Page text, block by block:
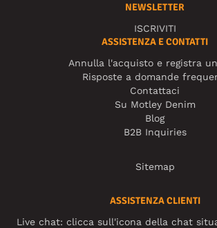
NEWSLETTER
ISCRIVITI
ASSISTENZA E CONTATTI
Annulla l'acquisto e registra
Risposte a domande
Contattaci
Su Motley Denim
Blog
B2B Inquiries
Sitemap
ASSISTENZA CLIENTI
Live chat: clicca sull'icona della chat